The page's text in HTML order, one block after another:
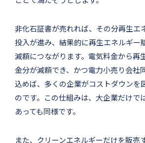
非化石証書が売れれば、その分再生エ
投入が進み、結果的に再生エネルギー
減額につながります。電気料金から再
金分が減額でき、かつ電力小売り会社
込めば、多くの企業がコストダウンを
のです。この仕組みは、大企業だけで
あっても同様です。
また、クリーンエネルギーだけを販売